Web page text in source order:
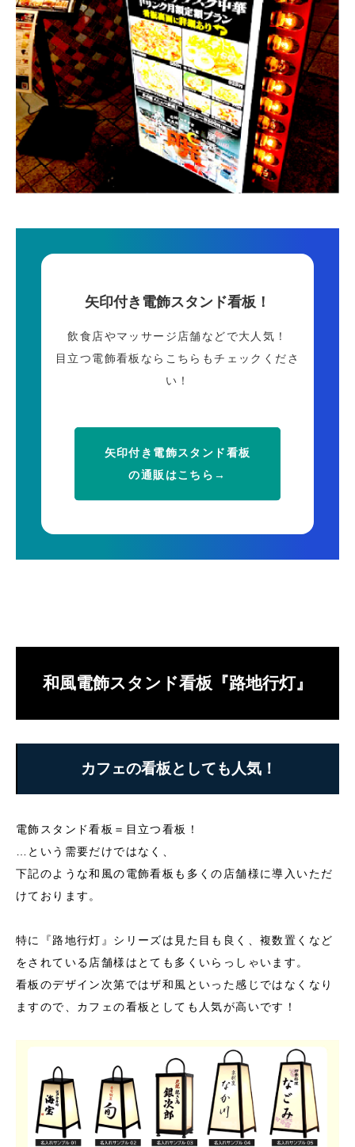
矢印付き電飾スタンド看板！
飲食店やマッサージ店舗などで大人気！
目立つ電飾看板ならこちらもチェックくださ
い！
矢印付き電飾スタンド看板
の通販はこちら→
和風電飾スタンド看板『路地行灯』
カフェの看板としても人気！
電飾スタンド看板＝目立つ看板！
…という需要だけではなく、
下記のような和風の電飾看板も多くの店舗様に導入いただ
けております。
特に『路地行灯』シリーズは見た目も良く、複数置くなど
をされている店舗様はとても多くいらっしゃいます。
看板のデザイン次第ではザ和風といった感じではなくなり
ますので、カフェの看板としても人気が高いです！